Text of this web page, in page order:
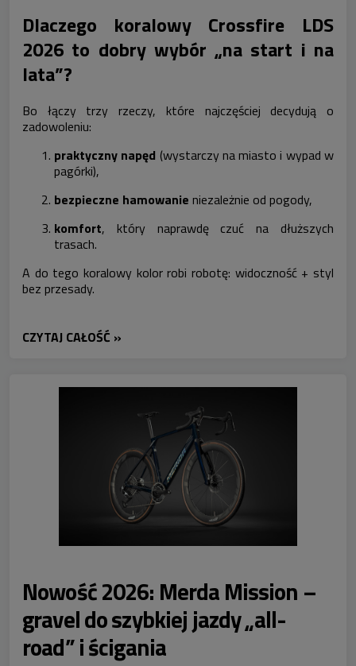
Dlaczego koralowy Crossfire LDS
2026 to dobry wybór „na start i na
lata”?
Bo łączy trzy rzeczy, które najczęściej decydują o
zadowoleniu:
praktyczny napęd (wystarczy na miasto i wypad w
pagórki),
bezpieczne hamowanie niezależnie od pogody,
komfort, który naprawdę czuć na dłuższych
trasach.
A do tego koralowy kolor robi robotę: widoczność + styl
bez przesady.
CZYTAJ CAŁOŚĆ »
Nowość 2026: Merda Mission –
gravel do szybkiej jazdy „all-
road” i ścigania